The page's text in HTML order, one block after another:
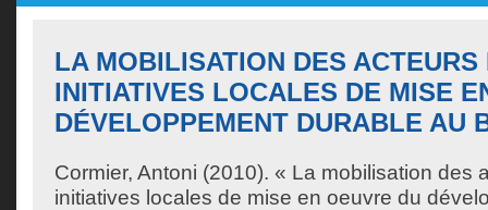
LA MOBILISATION DES ACTEURS
INITIATIVES LOCALES DE MISE
DÉVELOPPEMENT DURABLE AU
Cormier, Antoni (2010). « La mobilisation des
initiatives locales de mise en oeuvre du